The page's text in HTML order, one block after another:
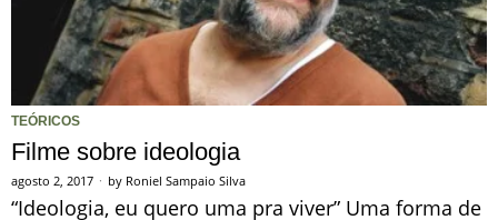
TEÓRICOS
Filme sobre ideologia
agosto 2, 2017 by Roniel Sampaio Silva
“Ideologia, eu quero uma pra viver” Uma forma de